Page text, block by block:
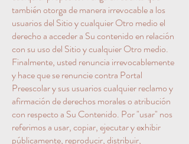
también otorga de manera irrevocable a los
usuarios del Sitio y cualquier Otro medio el
derecho a acceder a Su contenido en relación
con su uso del Sitio y cualquier Otro medio.
Finalmente, usted renuncia irrevocablemente
y hace que se renuncie contra Portal
Preescolar y sus usuarios cualquier reclamo y
afirmación de derechos morales o atribución
con respecto a Su Contenido. Por "usar" nos
referimos a usar, copiar, ejecutar y exhibir
públicamente, reproducir, distribuir,